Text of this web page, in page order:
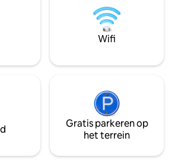
airconditioning,
keuken en
slechts enkele
strand is het ideaal
verder in het hart
eigen schattige
tafel voor twee.
Wifi
Gratis parkeren op
het terrein